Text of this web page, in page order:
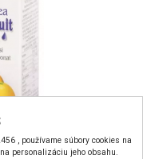
, používame súbory cookies na
personalizáciu jeho obsahu.